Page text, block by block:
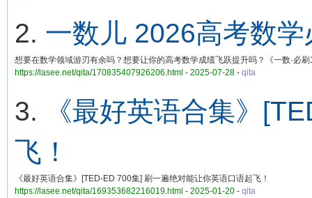
2. 一数儿 2026高考数
想要在数学领域游刃有余吗？想要让你的高考数学成绩飞跃提升吗？《一数·必
https://lasee.net/qita/170835407926206.html - 2025-07-28 - qita
3.
《最好英语合集》
飞！
《最好英语合集》[TED-ED 700集] 刷一遍绝对能让你英语口语起飞！
https://lasee.net/qita/169353682216019.html - 2025-01-20 - qita